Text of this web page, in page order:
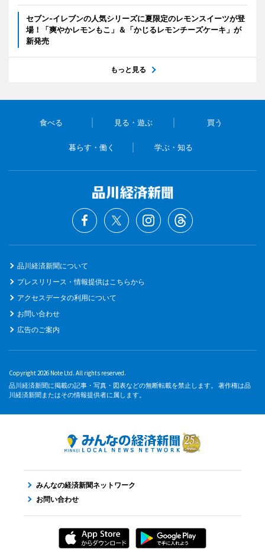
セブン‐イレブンの人気シリーズに夏限定のレモンスイーツが登
場！「爽やかレモンもこ」＆「かじるレモンチーズケーキ」が
新発売
もっと見る
食べる 見る・遊ぶ 買う
暮らす・働く 学ぶ・知る
品川経済新聞について
プレスリリース・情報提供はこちらから
アクセスデータの利用について
お問い合わせ
広告のご案内
Copyright 2026 Note Ltd. All rights reserved.
品川経済新聞に掲載の記事・写真・図表などの無断転載を禁止します。 著作権は品
川経済新聞またはその情報提供者に属します。
みんなの経済新聞ネットワーク
お問い合わせ